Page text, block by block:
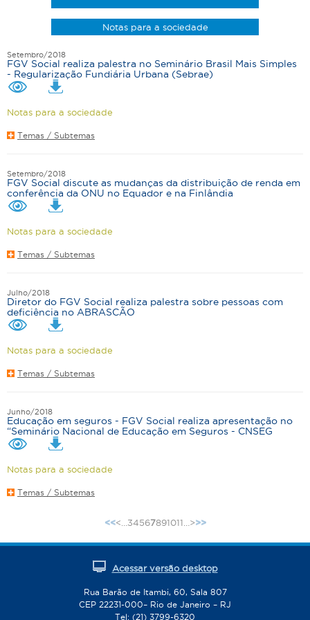
Notas para a sociedade
Setembro/2018
FGV Social realiza palestra no Seminário Brasil Mais Simples
- Regularização Fundiária Urbana (Sebrae)
Notas para a sociedade
Temas / Subtemas
Setembro/2018
FGV Social discute as mudanças da distribuição de renda em
conferência da ONU no Equador e na Finlândia
Notas para a sociedade
Temas / Subtemas
Julho/2018
Diretor do FGV Social realiza palestra sobre pessoas com
deficiência no ABRASCÃO
Notas para a sociedade
Temas / Subtemas
Junho/2018
Educação em seguros - FGV Social realiza apresentação no
“Seminário Nacional de Educação em Seguros - CNSEG
Notas para a sociedade
Temas / Subtemas
á
<<< 34567891011 >>>
Acessar versão desktop
Rua Barão de Itambi, 60, Sala 807
CEP 22231-000– Rio de Janeiro – RJ
Tel: (21) 3799-6320